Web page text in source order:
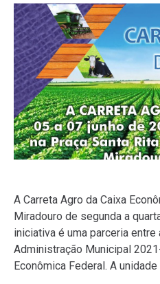
A Carreta Agro da Caixa
Miradouro de segunda a
iniciativa é uma parceria
Administração Municipal
Econômica Federal. A